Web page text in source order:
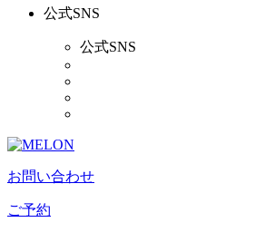
公式SNS
公式SNS
お問い合わせ
ご予約